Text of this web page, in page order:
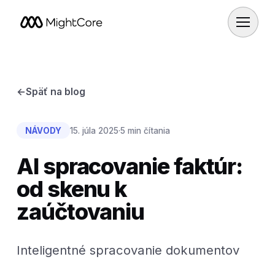
←Späť na blog
NÁVODY 15. júla 2025·5 min čítania
AI spracovanie faktúr:
od skenu k
zaúčtovaniu
Inteligentné spracovanie dokumentov